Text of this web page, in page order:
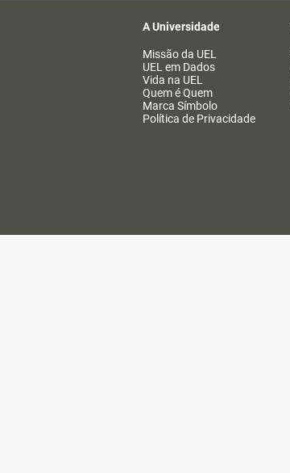
A Universidade
Missão da UEL
UEL em Dados
Vida na UEL
Quem é Quem
Marca Símbolo
Política de Privacidade